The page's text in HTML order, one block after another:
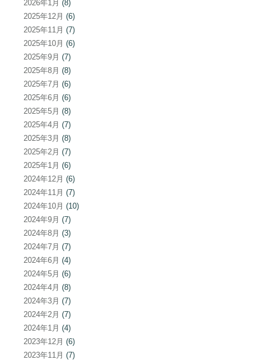
2026年1月 (8)
2025年12月 (6)
2025年11月 (7)
2025年10月 (6)
2025年9月 (7)
2025年8月 (8)
2025年7月 (6)
2025年6月 (6)
2025年5月 (8)
2025年4月 (7)
2025年3月 (8)
2025年2月 (7)
2025年1月 (6)
2024年12月 (6)
2024年11月 (7)
2024年10月 (10)
2024年9月 (7)
2024年8月 (3)
2024年7月 (7)
2024年6月 (4)
2024年5月 (6)
2024年4月 (8)
2024年3月 (7)
2024年2月 (7)
2024年1月 (4)
2023年12月 (6)
2023年11月 (7)